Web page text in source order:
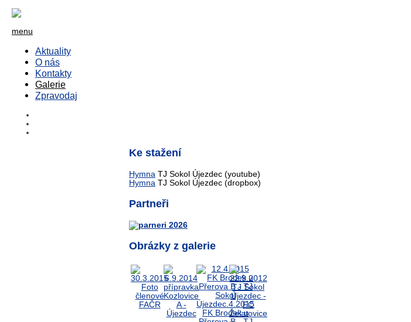
menu
Aktuality
O nás
Kontakty
Galerie
Zpravodaj
Ke stažení
Hymna TJ Sokol Újezdec (youtube)
Hymna TJ Sokol Újezdec (dropbox)
Partneři
Obrázky z galerie